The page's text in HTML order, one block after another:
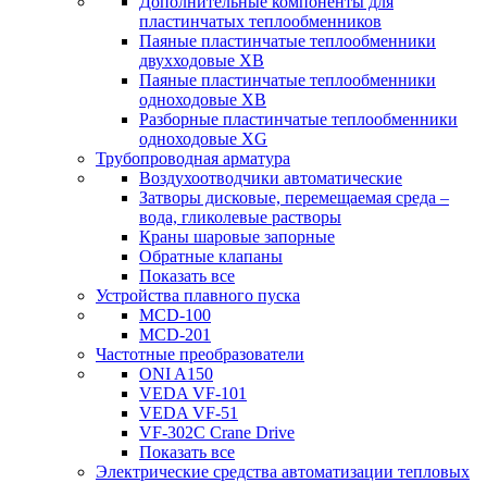
пластинчатых теплообменников
Паяные пластинчатые теплообменники
двухходовые XB
Паяные пластинчатые теплообменники
одноходовые ХВ
Разборные пластинчатые теплообменники
одноходовые ХG
Трубопроводная арматура
Воздухоотводчики автоматические
Затворы дисковые, перемещаемая среда –
вода, гликолевые растворы
Краны шаровые запорные
Обратные клапаны
Показать все
Устройства плавного пуска
MCD-100
MCD-201
Частотные преобразователи
ONI A150
VEDA VF-101
VEDA VF-51
VF-302C Crane Drive
Показать все
Электрические средства автоматизации тепловых